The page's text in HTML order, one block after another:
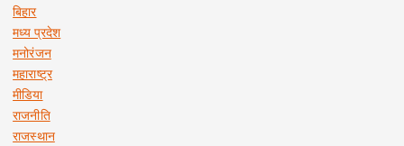
बिहार
मध्य प्रदेश
मनोरंजन
महाराष्ट्र
मीडिया
राजनीति
राजस्थान